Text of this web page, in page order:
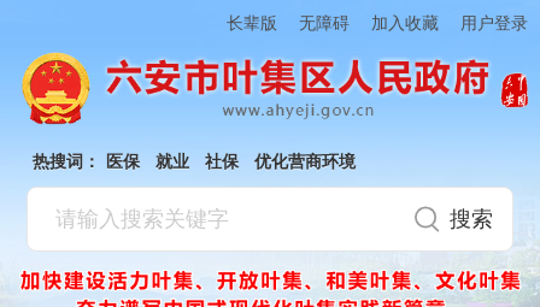
长辈版 无障碍 加入收藏 用户登录
热搜词： 医保 就业 社保 优化营商环境